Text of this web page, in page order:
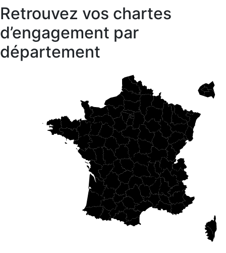
Retrouvez vos chartes
d’engagement par
département